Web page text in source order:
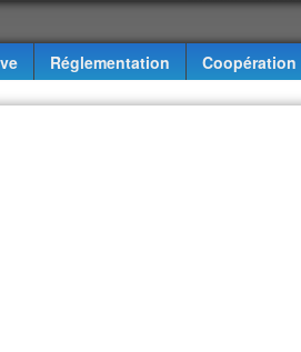
Réglementation Coopération